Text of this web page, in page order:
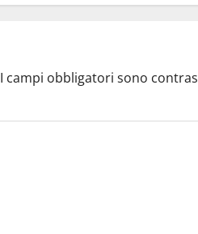
I campi obbligatori sono